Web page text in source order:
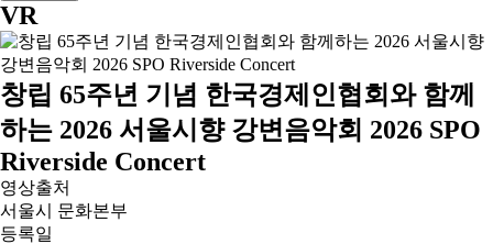
VR
창립 65주년 기념 한국경제인협회와 함께
하는 2026 서울시향 강변음악회 2026 SPO
Riverside Concert
영상출처
서울시 문화본부
등록일